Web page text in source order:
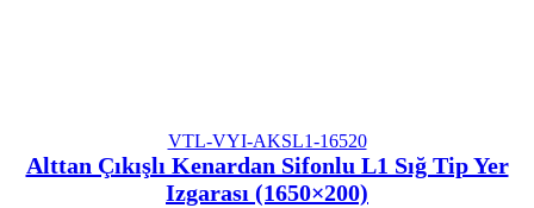
VTL-VYI-AKSL1-16520
Alttan Çıkışlı Kenardan Sifonlu L1 Sığ Tip Yer
Izgarası (1650×200)